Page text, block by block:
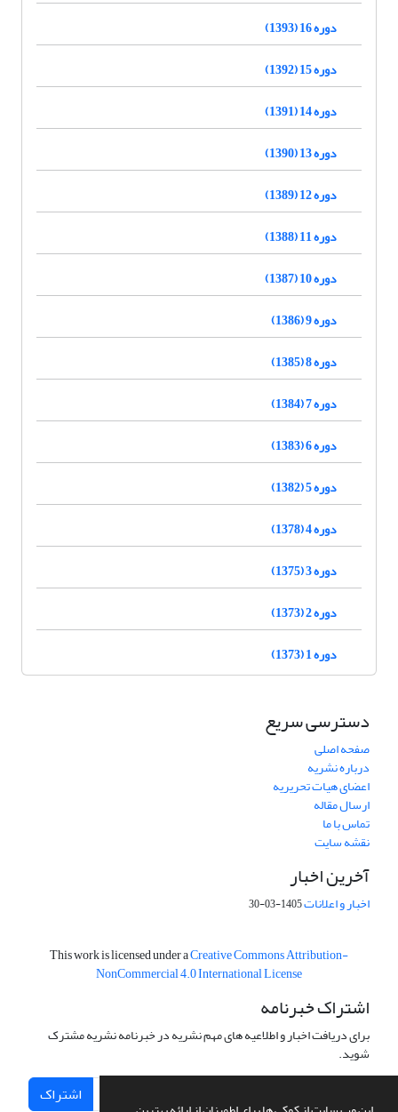
دوره 16 (1393)
دوره 15 (1392)
دوره 14 (1391)
دوره 13 (1390)
دوره 12 (1389)
دوره 11 (1388)
دوره 10 (1387)
دوره 9 (1386)
دوره 8 (1385)
دوره 7 (1384)
دوره 6 (1383)
دوره 5 (1382)
دوره 4 (1378)
دوره 3 (1375)
دوره 2 (1373)
دوره 1 (1373)
دسترسی سریع
صفحه اصلی
درباره نشریه
اعضای هیات تحریریه
ارسال مقاله
تماس با ما
نقشه سایت
آخرین اخبار
اخبار و اعلانات1405-03-30
This work is licensed under aCreative Commons Attribution-
NonCommercial 4.0 International License
اشتراک خبرنامه
برای دریافت اخبار و اطلاعیه های مهم نشریه در خبرنامه نشریه مشترک
شوید.
اشتراک